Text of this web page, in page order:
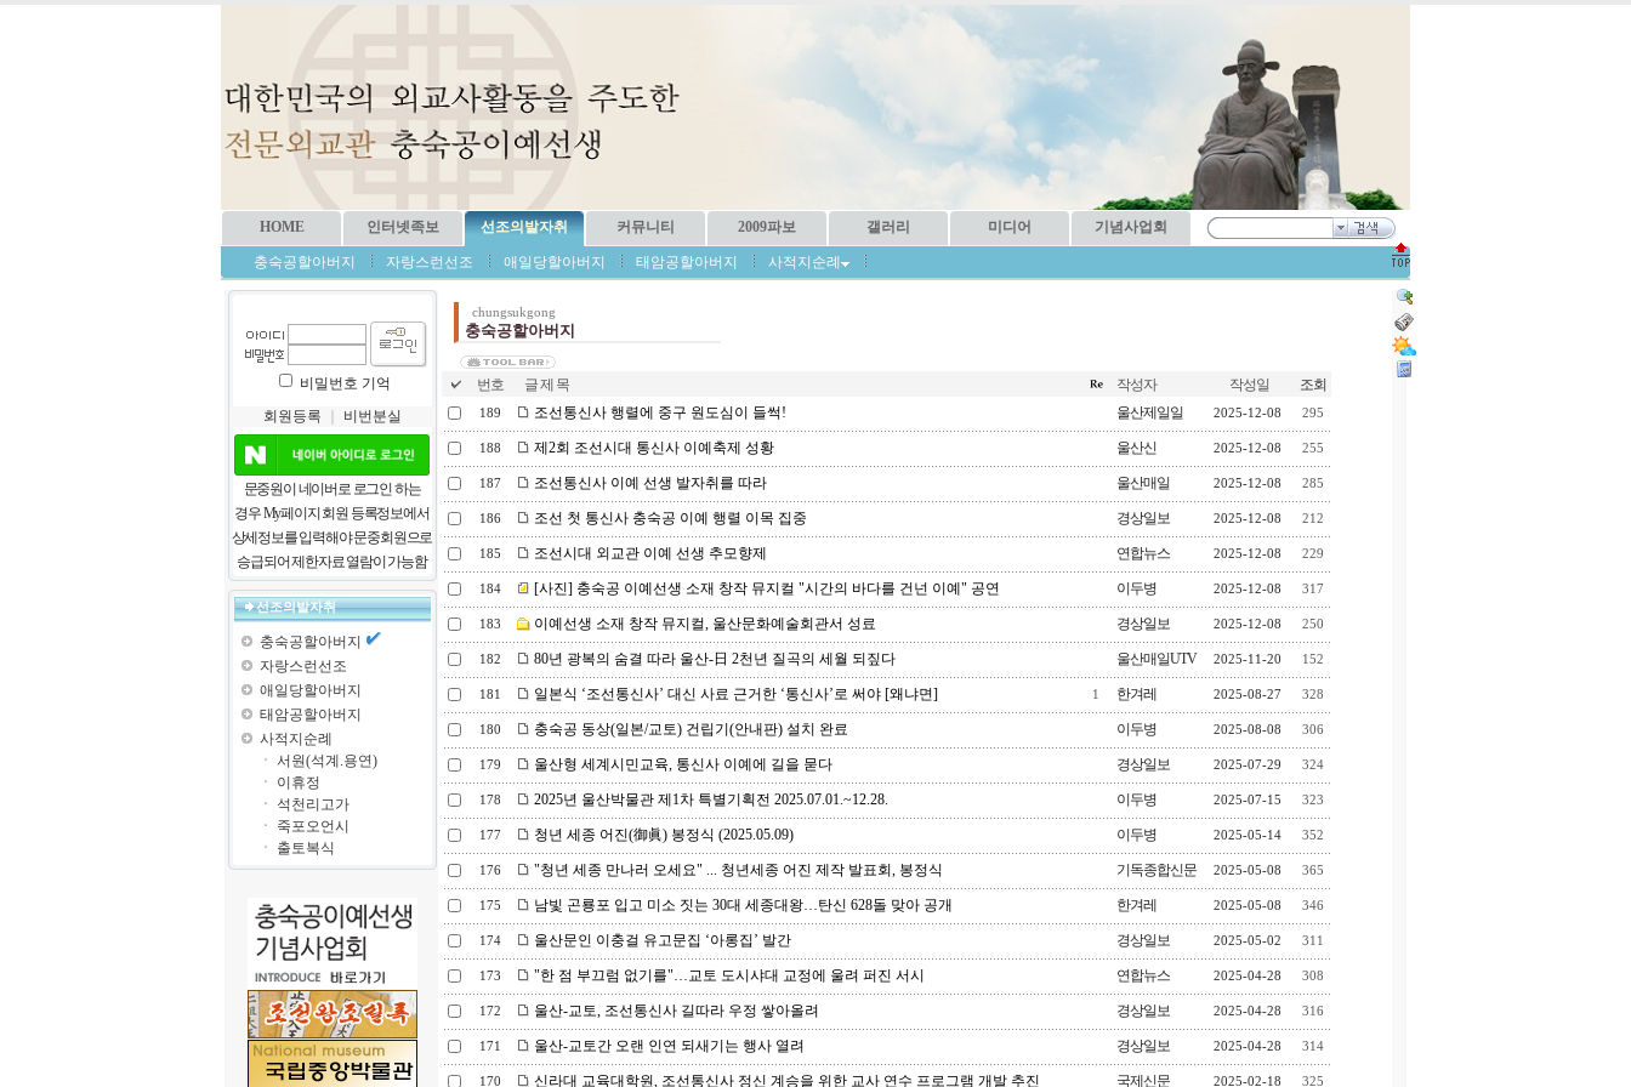
HOME 인터넷족보 선조의발자취 커뮤니티 2009파보 갤러리 미디어 기념사업회
충숙공할아버지 자랑스런선조 애일당할아버지 태암공할아버지 사적지순례
비밀번호 기억
회원등록
비번분실
문중원이 네이버로 로그인 하는
경우 My페이지 회원 등록정보에서
상세정보를 입력해야 문중회원으로
승급되어 제한자료 열람이 가능함
선조의발자취
충숙공할아버지
자랑스런선조
애일당할아버지
태암공할아버지
사적지순례
ㆍ 서원(석계.용연)
ㆍ
이휴정
ㆍ
석천리고가
ㆍ
죽포오언시
ㆍ
출토복식
chungsukgong
충숙공할아버지
번호 글 제 목 작성자 작성일 조회
189 조선통신사 행렬에 중구 원도심이 들썩! 울산제일일 2025-12-08 295
188 제2회 조선시대 통신사 이예축제 성황 울산신 2025-12-08 255
187 조선통신사 이예 선생 발자취를 따라 울산매일 2025-12-08 285
186 조선 첫 통신사 충숙공 이예 행렬 이목 집중 경상일보 2025-12-08 212
185 조선시대 외교관 이예 선생 추모향제 연합뉴스 2025-12-08 229
184 [사진] 충숙공 이예선생 소재 창작 뮤지컬 "시간의 바다를 건넌 이예" 공연 이두병 2025-12-08 317
183 이예선생 소재 창작 뮤지컬, 울산문화예술회관서 성료 경상일보 2025-12-08 250
182 80년 광복의 숨결 따라 울산-日 2천년 질곡의 세월 되짚다 울산매일UTV 2025-11-20 152
181 일본식 ‘조선통신사’ 대신 사료 근거한 ‘통신사’로 써야 [왜냐면] 1 한겨레 2025-08-27 328
180 충숙공 동상(일본/교토) 건립기(안내판) 설치 완료 이두병 2025-08-08 306
179 울산형 세계시민교육, 통신사 이예에 길을 묻다 경상일보 2025-07-29 324
178 2025년 울산박물관 제1차 특별기획전 2025.07.01.~12.28. 이두병 2025-07-15 323
177 청년 세종 어진(御眞) 봉정식 (2025.05.09) 이두병 2025-05-14 352
176 "청년 세종 만나러 오세요" ... 청년세종 어진 제작 발표회, 봉정식 기독종합신문 2025-05-08 365
175 남빛 곤룡포 입고 미소 짓는 30대 세종대왕…탄신 628돌 맞아 공개 한겨레 2025-05-08 346
174 울산문인 이충걸 유고문집 ‘아롱집’ 발간 경상일보 2025-05-02 311
173 "한 점 부끄럼 없기를"…교토 도시샤대 교정에 울려 퍼진 서시 연합뉴스 2025-04-28 308
172 울산-교토, 조선통신사 길따라 우정 쌓아올려 경상일보 2025-04-28 316
171 울산-교토간 오랜 인연 되새기는 행사 열려 경상일보 2025-04-28 314
170 신라대 교육대학원, 조선통신사 정신 계승을 위한 교사 연수 프로그램 개발 추진 국제신문 2025-02-18 325